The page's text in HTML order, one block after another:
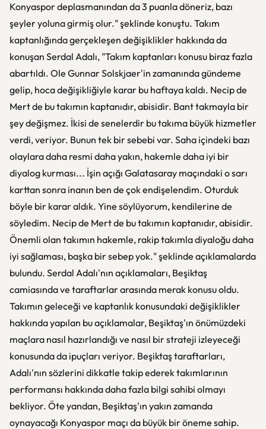
Konyaspor deplasmanından da 3 puanla döneriz, bazı
şeyler yoluna girmiş olur." şeklinde konuştu. Takım
kaptanlığında gerçekleşen değişiklikler hakkında da
konuşan Serdal Adalı, "Takım kaptanları konusu biraz fazla
abartıldı. Ole Gunnar Solskjaer'in zamanında gündeme
gelip, hoca değişikliğiyle karar bu haftaya kaldı. Necip de
Mert de bu takımın kaptanıdır, abisidir. Bant takmayla bir
şey değişmez. İkisi de senelerdir bu takıma büyük hizmetler
verdi, veriyor. Bunun tek bir sebebi var. Saha içindeki bazı
olaylara daha resmi daha yakın, hakemle daha iyi bir
diyalog kurması... İşin açığı Galatasaray maçındaki o sarı
karttan sonra inanın ben de çok endişelendim. Oturduk
böyle bir karar aldık. Yine söylüyorum, kendilerine de
söyledim. Necip de Mert de bu takımın kaptanıdır, abisidir.
Önemli olan takımın hakemle, rakip takımla diyaloğu daha
iyi sağlaması, başka bir sebep yok." şeklinde açıklamalarda
bulundu. Serdal Adalı'nın açıklamaları, Beşiktaş
camiasında ve taraftarlar arasında merak konusu oldu.
Takımın geleceği ve kaptanlık konusundaki değişiklikler
hakkında yapılan bu açıklamalar, Beşiktaş'ın önümüzdeki
maçlara nasıl hazırlandığı ve nasıl bir strateji izleyeceği
konusunda da ipuçları veriyor. Beşiktaş taraftarları,
Adalı'nın sözlerini dikkatle takip ederek takımlarının
performansı hakkında daha fazla bilgi sahibi olmayı
bekliyor. Öte yandan, Beşiktaş'ın yakın zamanda
oynayacağı Konyaspor maçı da büyük bir öneme sahip.